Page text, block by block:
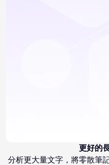
更好的
分析更大量文字，將零散筆